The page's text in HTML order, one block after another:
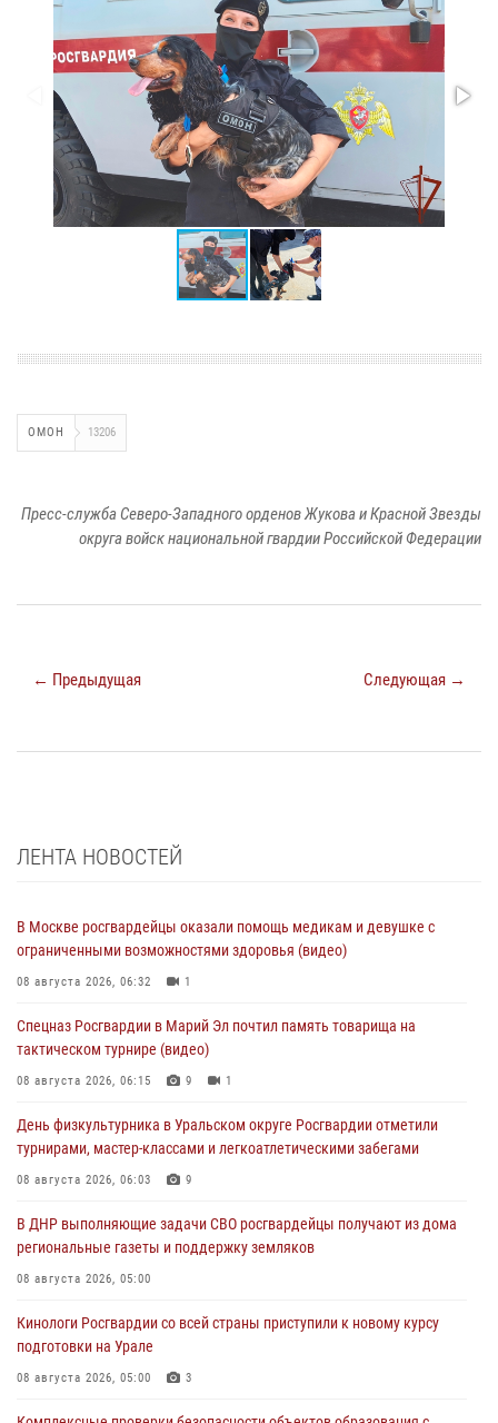
ОМОН 13206
Пресс-служба Северо-Западного орденов Жукова и Красной Звезды
округа войск национальной гвардии Российской Федерации
← Предыдущая Следующая →
ЛЕНТА НОВОСТЕЙ
В Москве росгвардейцы оказали помощь медикам и девушке с
ограниченными возможностями здоровья (видео)
08 августа 2026, 06:32 1
Спецназ Росгвардии в Марий Эл почтил память товарища на
тактическом турнире (видео)
08 августа 2026, 06:15 9 1
День физкультурника в Уральском округе Росгвардии отметили
турнирами, мастер-классами и легкоатлетическими забегами
08 августа 2026, 06:03 9
В ДНР выполняющие задачи СВО росгвардейцы получают из дома
региональные газеты и поддержку земляков
08 августа 2026, 05:00
Кинологи Росгвардии со всей страны приступили к новому курсу
подготовки на Урале
08 августа 2026, 05:00 3